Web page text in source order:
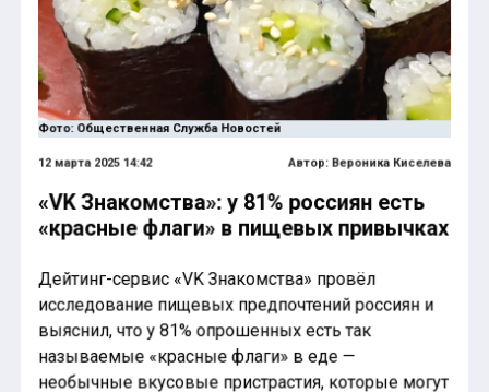
Фото: Общественная Служба Новостей
12 марта 2025 14:42 Автор:Вероника Киселева
«VK Знакомства»: у 81% россиян есть
«красные флаги» в пищевых привычках
Дейтинг-сервис «VK Знакомства» провёл
исследование пищевых предпочтений россиян и
выяснил, что у 81% опрошенных есть так
называемые «красные флаги» в еде —
необычные вкусовые пристрастия, которые могут